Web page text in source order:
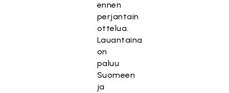
ennen
perjantain
ottelua.
Lauantaina
on
paluu
Suomeen
ja